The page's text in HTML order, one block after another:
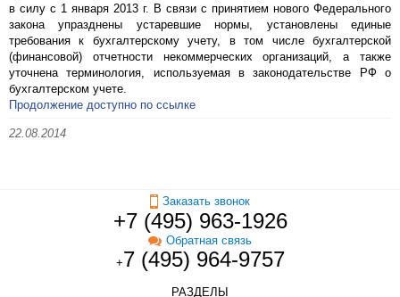
в силу с 1 января 2013 г. В связи с принятием нового Федерального
закона упразднены устаревшие нормы, установлены единые
требования к бухгалтерскому учету, в том числе бухгалтерской
(финансовой) отчетности некоммерческих организаций, а также
уточнена терминология, используемая в законодательстве РФ о
бухгалтерском учете.
Продолжение доступно по ссылке
22.08.2014
Заказать звонок
+7 (495) 963-1926
Обратная связь
+7 (495) 964-9757
РАЗДЕЛЫ